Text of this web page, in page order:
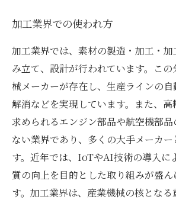
加工業界での使われ方
加工業界では、素材の製造・加工・
み立て、設計が行われています。こ
械メーカーが存在し、生産ラインの
解消などを実現しています。また、
求められるエンジン部品や航空機部
ない業界であり、多くの大手メーカ
す。近年では、IoTやAI技術の導入に
質の向上を目的とした取り組みが盛ん
す。加工業界は、産業機械の核となる